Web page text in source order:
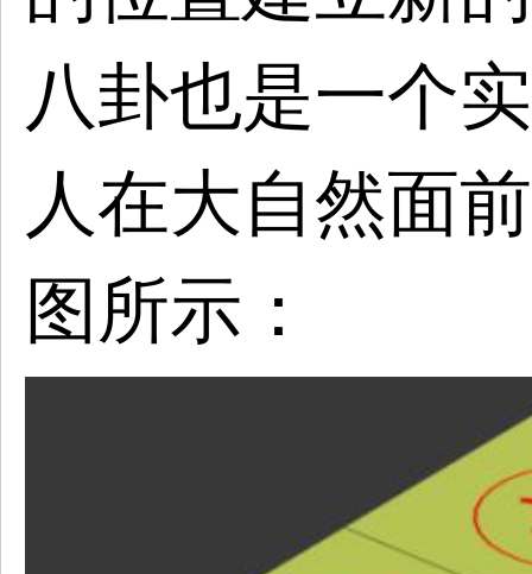
八卦也是一个
人在大自然面
图所示：